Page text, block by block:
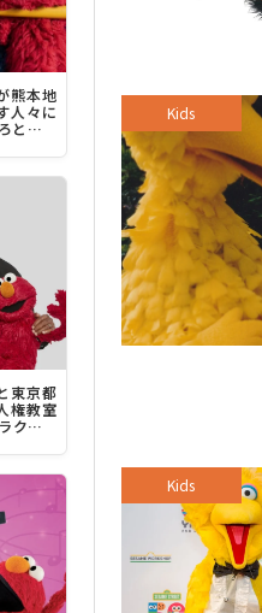
Kids
Kids
熊本地
人々に
から
”
東京都
権教室
ター
へ